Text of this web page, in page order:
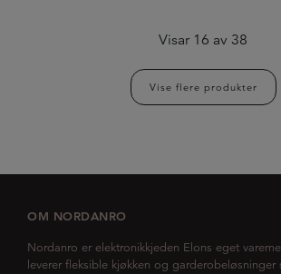
Visar 16 av 38
Vise flere produkter
OM NORDANRO
Nordanro er elektronikkjeden Elons eget
leverer fleksible kjøkken og garderobeløsninger